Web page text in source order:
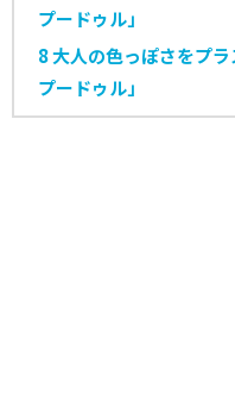
プードゥル」
8大人の色っぽさをプ
プードゥル」